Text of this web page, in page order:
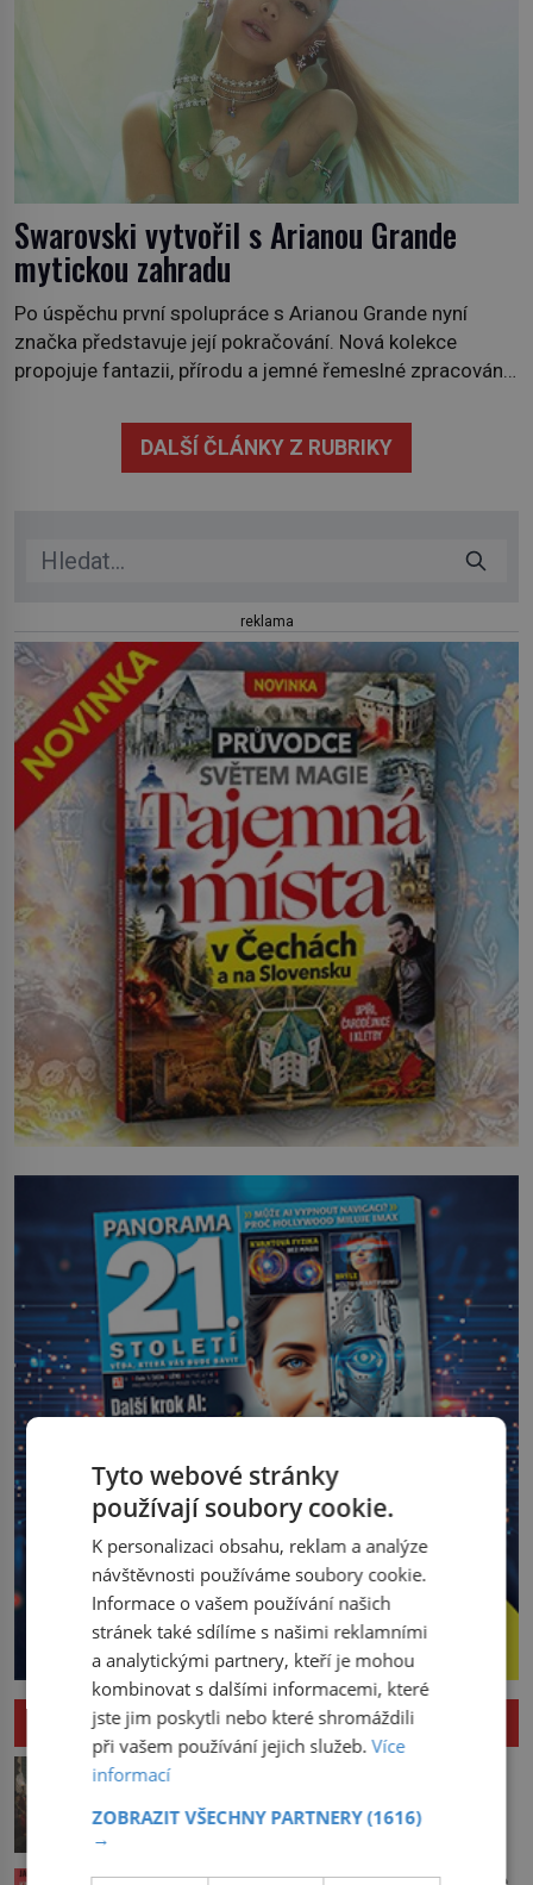
Swarovski vytvořil s Arianou Grande
mytickou zahradu
Po úspěchu první spolupráce s Arianou Grande nyní
značka představuje její pokračování. Nová kolekce
propojuje fantazii, přírodu a jemné řemeslné zpracování
třicítka šperků působí hravě a zároveň rafinovaně.
Spolupráce mezi značkou Swarovski a zpěvačkou a
DALŠÍ ČLÁNKY Z RUBRIKY
reklama
HISTORIE
V horké letní noci trpí Robespierre
Tyto webové stránky
používají soubory cookie.
K personalizaci obsahu, reklam a analýze
návštěvnosti používáme soubory cookie.
Informace o vašem používání našich
stránek také sdílíme s našimi reklamními
a analytickými partnery, kteří je mohou
kombinovat s dalšími informacemi, které
jste jim poskytli nebo které shromáždili
při vašem používání jejich služeb.Více
informací
ZOBRAZIT VŠECHNY PARTNERY(1616)
→